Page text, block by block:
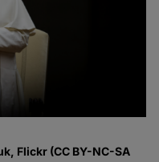
Flickr (CC BY-NC-SA